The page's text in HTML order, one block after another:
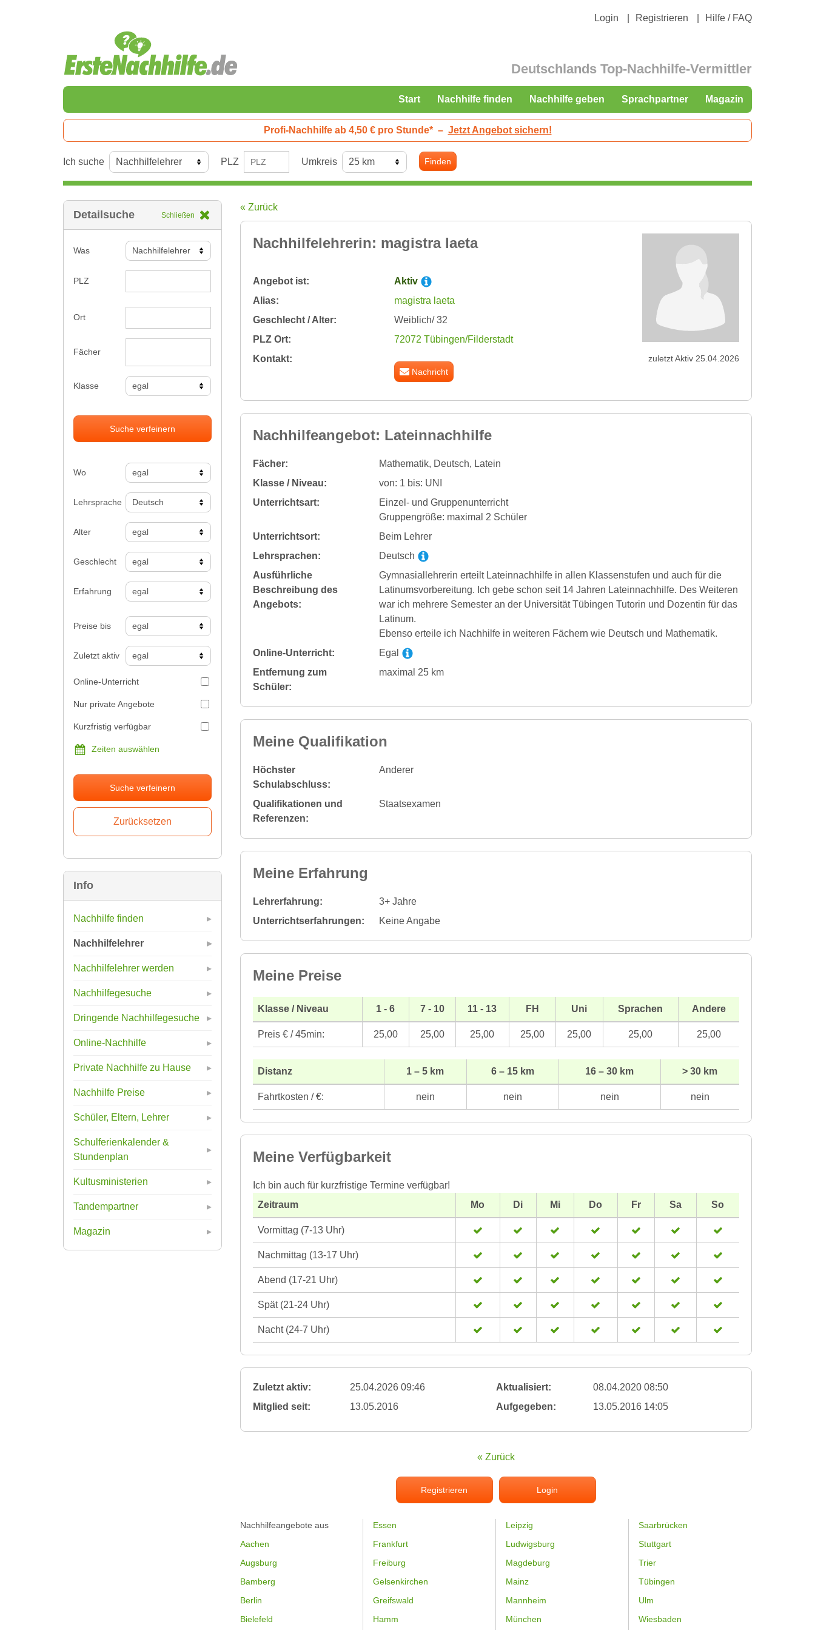
Login Registrieren Hilfe / FAQ
Deutschlands Top-Nachhilfe-Vermittler
Start Nachhilfe finden Nachhilfe geben Sprachpartner Magazin
Profi-Nachhilfe ab 4,50 € pro Stunde* – Jetzt Angebot sichern!
Ich suche PLZ Umkreis Finden
Detailsuche Schließen
Was
PLZ
Ort
Fächer
Klasse
Suche verfeinern
Wo
Lehrsprache
Alter
Geschlecht
Erfahrung
Preise bis
Zuletzt aktiv
Online-Unterricht
Nur private Angebote
Kurzfristig verfügbar
Zeiten auswählen
Suche verfeinern
Info
Nachhilfe finden
Nachhilfelehrer
Nachhilfelehrer werden
Nachhilfegesuche
Dringende Nachhilfegesuche
Online-Nachhilfe
Private Nachhilfe zu Hause
Nachhilfe Preise
Schüler, Eltern, Lehrer
Schulferienkalender &
Stundenplan
Kultusministerien
Tandempartner
Magazin
« Zurück
Nachhilfelehrerin: magistra laeta
Angebot ist:
Aktiv
Alias:
magistra laeta
Geschlecht / Alter:
Weiblich/ 32
PLZ Ort:
72072 Tübingen/Filderstadt
Kontakt:
Nachricht
zuletzt Aktiv 25.04.2026
Nachhilfeangebot: Lateinnachhilfe
Fächer:
Mathematik, Deutsch, Latein
Klasse / Niveau:
von: 1 bis: UNI
Unterrichtsart:
Einzel- und Gruppenunterricht
Gruppengröße: maximal 2 Schüler
Unterrichtsort:
Beim Lehrer
Lehrsprachen:
Deutsch
Ausführliche
Beschreibung des
Angebots:
Gymnasiallehrerin erteilt Lateinnachhilfe in allen Klassenstufen und auch für die
Latinumsvorbereitung. Ich gebe schon seit 14 Jahren Lateinnachhilfe. Des Weiteren
war ich mehrere Semester an der Universität Tübingen Tutorin und Dozentin für das
Latinum.
Ebenso erteile ich Nachhilfe in weiteren Fächern wie Deutsch und Mathematik.
Online-Unterricht:
Egal
Entfernung zum
Schüler:
maximal 25 km
Meine Qualifikation
Höchster
Schulabschluss:
Anderer
Qualifikationen und
Referenzen:
Staatsexamen
Meine Erfahrung
Lehrerfahrung:
3+ Jahre
Unterrichtserfahrungen:
Keine Angabe
Meine Preise
Klasse / Niveau 1 - 6 7 - 10 11 - 13 FH Uni Sprachen Andere
Preis € / 45min: 25,00 25,00 25,00 25,00 25,00 25,00 25,00
Distanz 1 – 5 km 6 – 15 km 16 – 30 km > 30 km
Fahrtkosten / €: nein nein nein nein
Meine Verfügbarkeit
Ich bin auch für kurzfristige Termine verfügbar!
Zeitraum
Mo Di Mi Do Fr Sa So
Vormittag (7-13 Uhr)
Nachmittag (13-17 Uhr)
Abend (17-21 Uhr)
Spät (21-24 Uhr)
Nacht (24-7 Uhr)
Zuletzt aktiv: 25.04.2026 09:46 Aktualisiert:
08.04.2020 08:50
Mitglied seit:
13.05.2016 Aufgegeben: 13.05.2016 14:05
« Zurück
Registrieren Login
Nachhilfeangebote aus
Aachen
Augsburg
Bamberg
Berlin
Bielefeld
Essen
Frankfurt
Freiburg
Gelsenkirchen
Greifswald
Hamm
Leipzig
Ludwigsburg
Magdeburg
Mainz
Mannheim
München
Saarbrücken
Stuttgart
Trier
Tübingen
Ulm
Wiesbaden